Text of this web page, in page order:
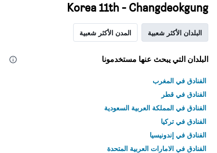
Korea 11th - Changdeokgung
البلدان الأكثر شعبية المدن الأكثر شعبية
البلدان التي يبحث عنها مستخدمونا
الفنادق في المغرب
الفنادق في قطر
الفنادق في المملكة العربية السعودية
الفنادق في تركيا
الفنادق في إندونيسيا
الفنادق في الامارات العربية المتحدة